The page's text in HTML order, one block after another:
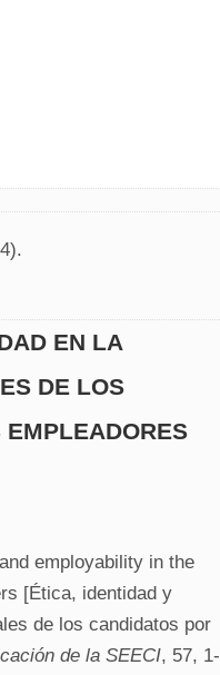
EN LA
DE LOS
EMPLEADORES
employability in the
[Ética, identidad y
de los candidatos por
de la SEECI, 57, 1-